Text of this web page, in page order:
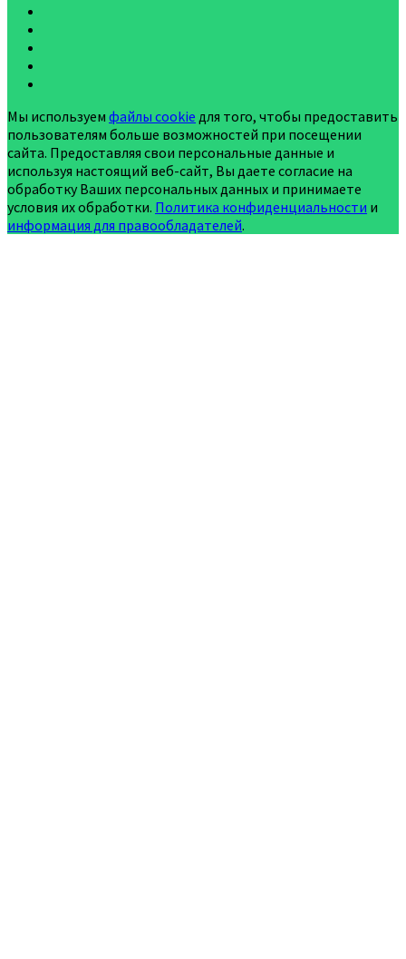
Мы используем файлы cookie для того, чтобы предоставить
пользователям больше возможностей при посещении
сайта. Предоставляя свои персональные данные и
используя настоящий веб-сайт, Вы даете согласие на
обработку Ваших персональных данных и принимаете
условия их обработки. Политика конфиденциальности и
информация для правообладателей.